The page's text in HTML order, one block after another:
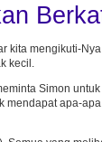
kita mengikuti-
kecil.
Simon
apa-